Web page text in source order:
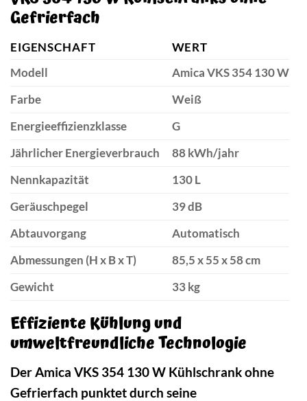
Gefrierfach
EIGENSCHAFT
WERT
Modell
Amica VKS 354 130 W
Farbe
Weiß
Energieeffizienzklasse
G
Jährlicher Energieverbrauch
88 kWh/jahr
Nennkapazität
130 L
Geräuschpegel
39 dB
Abtauvorgang
Automatisch
Abmessungen (H x B x T)
85,5 x 55 x 58 cm
Gewicht
33 kg
Effiziente Kühlung und
umweltfreundliche Technologie
Der Amica VKS 354 130 W Kühlschrank ohne
Gefrierfach punktet durch seine